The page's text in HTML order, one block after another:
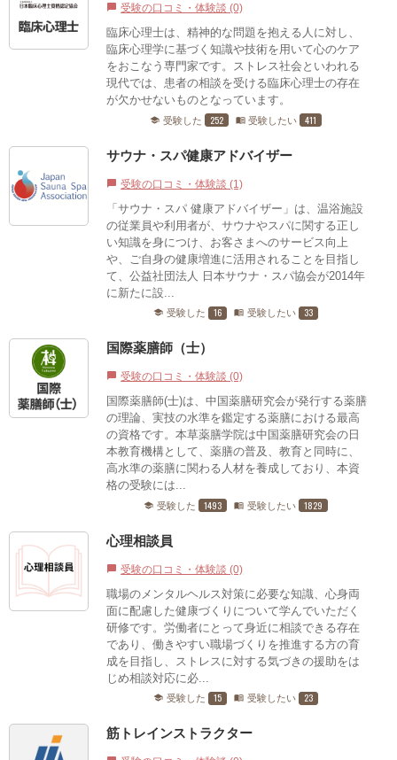
chat_bubble 受験の口コミ・体験談 (0)
臨床心理士は、精神的な問題を抱える人に対し、
臨床心理学に基づく知識や技術を用いて心のケア
をおこなう専門家です。ストレス社会といわれる
現代では、患者の相談を受ける臨床心理士の存在
が欠かせないものとなっています。
school 受験した 252 menu_book 受験したい 411
サウナ・スパ健康アドバイザー
chat_bubble 受験の口コミ・体験談 (1)
「サウナ・スパ 健康アドバイザー」は、温浴施設
の従業員や利用者が、サウナやスパに関する正し
い知識を身につけ、お客さまへのサービス向上
や、ご自身の健康増進に活用されることを目指し
て、公益社団法人 日本サウナ・スパ協会が2014年
に新たに設...
school 受験した 16 menu_book 受験したい 33
国際薬膳師（士）
chat_bubble 受験の口コミ・体験談 (0)
国際薬膳師(士)は、中国薬膳研究会が発行する薬膳
の理論、実技の水準を鑑定する薬膳における最高
の資格です。本草薬膳学院は中国薬膳研究会の日
本教育機構として、薬膳の普及、教育と同時に、
高水準の薬膳に関わる人材を養成しており、本資
格の受験には...
school 受験した 1493 menu_book 受験したい 1829
心理相談員
chat_bubble 受験の口コミ・体験談 (0)
職場のメンタルヘルス対策に必要な知識、心身両
面に配慮した健康づくりについて学んでいただく
研修です。労働者にとって身近に相談できる存在
であり、働きやすい職場づくりを推進する方の育
成を目指し、ストレスに対する気づきの援助をは
じめ相談対応に必...
school 受験した 15 menu_book 受験したい 23
筋トレインストラクター